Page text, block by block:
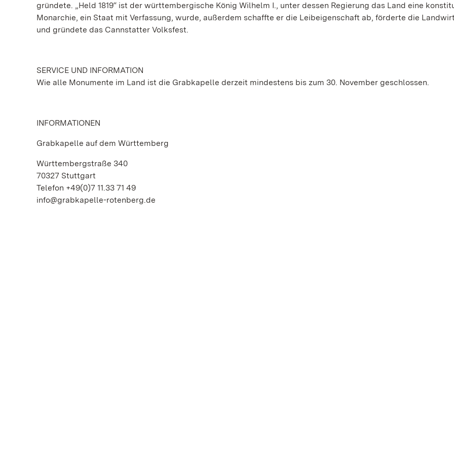
gründete. „Held 1819“ ist der württembergische König Wilhelm I., unter dessen Regierung das Land eine
Monarchie, ein Staat mit Verfassung, wurde, außerdem schaffte er die Leibeigenschaft ab, förderte die
und gründete das Cannstatter Volksfest.
SERVICE UND INFORMATION
Wie alle Monumente im Land ist die Grabkapelle derzeit mindestens bis zum 30. November geschlossen.
INFORMATIONEN
Grabkapelle auf dem Württemberg
Württembergstraße 340
70327 Stuttgart
Telefon +49(0)7 11.33 71 49
info@grabkapelle-rotenberg.de